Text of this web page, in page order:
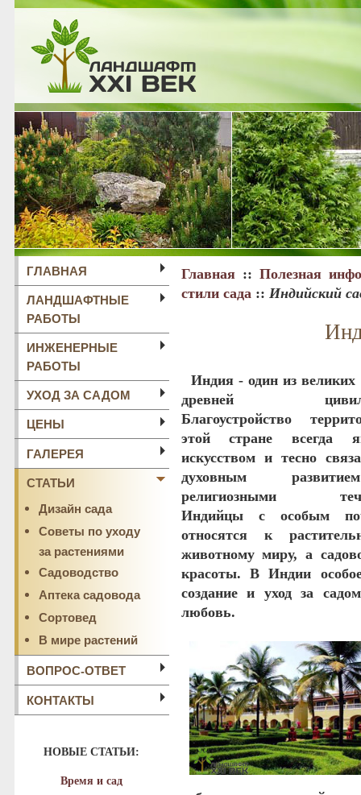
ГЛАВНАЯ
ЛАНДШАФТНЫЕ
РАБОТЫ
ИНЖЕНЕРНЫЕ
РАБОТЫ
УХОД ЗА САДОМ
ЦЕНЫ
ГАЛЕРЕЯ
СТАТЬИ
Дизайн сада
Советы по уходу
за растениями
Садоводство
Аптека садовода
Сортовед
В мире растений
ВОПРОС-ОТВЕТ
КОНТАКТЫ
НОВЫЕ СТАТЬИ:
Время и сад
Главная:: Полезная
стили сада:: Индийский
Индия- один из великих
древней
Благоустройство
этой стране всегда
искусством и тесно
духовным
религиозными
Индийцы с особым
относятся к
животному миру, а
красоты. В Индии
создание и уход за
любовь.